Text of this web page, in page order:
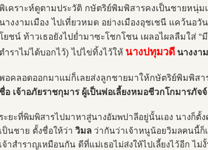
เคราะห์ดูตามประวัติ กษัตริย์พิมพิสารคงเป็นชายหนุ่ม
นางงามเมือง ไปเที่ยวหมด อย่างเมืองอุชเชนี แคว้นอ
ยชน์ ท้าวเธอยังไปย่ำมาซะโชกโชน เผลอไผลลืมใส่
ตำราไม่ได้บอกไว้) ไปไข่ทิ้งไว้ให้ นางปทุมวดี นางงา
อคลอดออกมาแม่ก็เลยส่งลูกชายมาให้กษัตริย์พิมพิสา
ชื่อ เจ้าอภัยราชกุมาร ผู้เป็นพ่อเลี้ยงหมอชีวกโกมารภัจจ์
ระยะที่พิมพิสารไปมาหาสู่นางอัมพปาลีอยู่นั้นเอง นางก็
เป็นชาย ตั้งชื่อให้ว่า วิมล ว่ากันว่าเจ้าหนูน้อยวิมลคนนี้ก็
เจ้าสำราญเหมือนกัน ดีที่แม่เธอไม่ส่งให้ไปเลี้ยงไว้อีก ไ